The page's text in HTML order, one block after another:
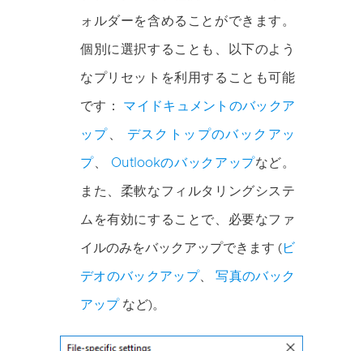
ォルダーを含めることができます。
個別に選択することも、以下のよう
なプリセットを利用することも可能
です： マイドキュメントのバックア
ップ デスクトップのバックアッ
プ Outlookのバックアップなど。
また、柔軟なフィルタリングシステ
ムを有効にすることで、必要なファ
イルのみをバックアップできます (ビ
デオのバックアップ、写真のバック
アップ など)。